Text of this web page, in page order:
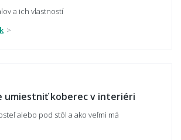
zlú veľkosť koberca?
a ich vlastností
umiestniť koberec v interiéri
alebo pod stôl a ako veľmi má